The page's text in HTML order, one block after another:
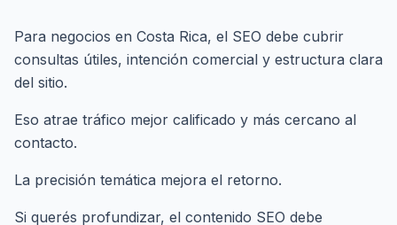
Para negocios en Costa Rica, el SEO debe cubrir
consultas útiles, intención comercial y estructura clara
del sitio.
Eso atrae tráfico mejor calificado y más cercano al
contacto.
La precisión temática mejora el retorno.
Si querés profundizar, el contenido SEO debe